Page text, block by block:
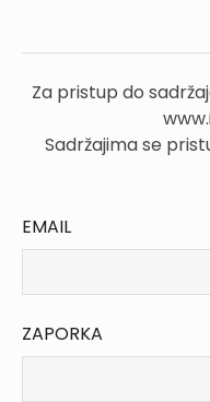
Za pristup do
Sadržajima se
EMAIL
ZAPORKA